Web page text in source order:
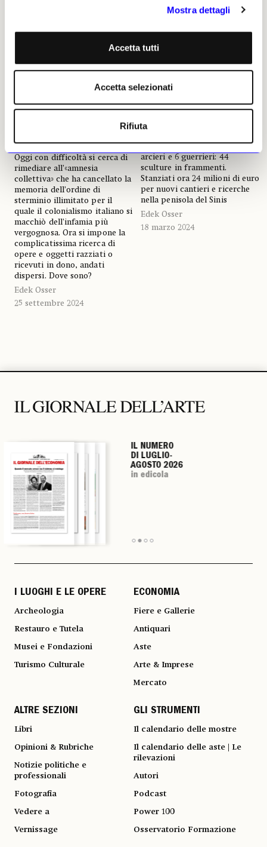
Mostra dettagli
Accetta tutti
Accetta selezionati
Rifiuta
NEWS RESTITUZIONI
Caccia grossa ai trofei
coloniale
più grave crimine dell’Italia».
Oggi con difficoltà si cerca di
rimediare all’«amnesia
collettiva» che ha cancellato la
memoria dell’ordine di
sterminio illimitato per il
quale il colonialismo italiano si
macchiò dell’infamia più
vergognosa. Ora si impone la
complicatissima ricerca di
opere e oggetti razziati o
ricevuti in dono, andati
dispersi. Dove sono?
Edek Osser
25 settembre 2024
Prama compiono 50 anni
Era il marzo 1974 quando dagli
affiorarono 16 pugilatori, 6
arcieri e 6 guerrieri: 44
sculture in frammenti.
Stanziati ora 24 milioni di euro
per nuovi cantieri e ricerche
nella penisola del Sinis
Edek Osser
18 marzo 2024
IL NUMERO
DI LUGLIO-
AGOSTO 2026
in edicola
IL NUMERO
DI LUGLIO-
AGOSTO 2026
in edicola
IL NUMERO
DI LUGLIO-
AGOSTO 2026
in edicola
IL NUMERO
DI LUGLIO-
AGOSTO 2026
in edicola
I LUOGHI E LE OPERE
Archeologia
Restauro e Tutela
Musei e Fondazioni
Turismo Culturale
ECONOMIA
Fiere e Gallerie
Antiquari
Aste
Arte & Imprese
Mercato
ALTRE SEZIONI
Libri
Opinioni & Rubriche
Notizie politiche e
professionali
Fotografia
Vedere a
Vernissage
GLI STRUMENTI
Il calendario delle mostre
Il calendario delle aste | Le
rilevazioni
Autori
Podcast
Power 100
Osservatorio Formazione